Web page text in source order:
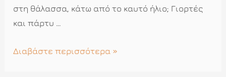
στη θάλασσα, κάτω από το καυτό ήλιο; Γιορτές
και πάρτυ …
Ιδέες
Διαβάστε περισσότερα »